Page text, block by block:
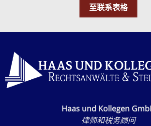
至联系表格
Haas und Kollegen
律师和税务顾问